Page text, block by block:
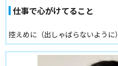
仕事で心がけてること
控えめに（出しゃばらないように）